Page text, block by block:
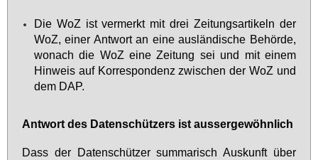
Die WoZ ist ver­merkt mit drei Zei­tungs­ar­ti­keln der
WoZ, ei­ner Ant­wort an ei­ne aus­län­di­sche Be­hör­de,
wo­nach die WoZ ei­ne Zei­tung sei und mit ei­nem
Hin­weis auf Kor­re­spon­denz zwi­schen der WoZ und
dem DAP.
Ant­wort des Da­ten­schüt­zers ist aus­ser­ge­wöhn­lich
Dass der Da­ten­schüt­zer sum­ma­risch Aus­kunft über